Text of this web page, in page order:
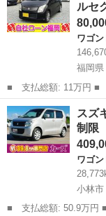
電動スライド...
ルセ
ワゴン
福岡県
■ 支払総額: 11万円 ■ 車両本体価格： 80,000 円 ■ メーカー
名： スズキ ■ 車種
ＩＩ ／ナビ／フルセ
スタート／アルミホ...
福岡 古賀市 ワ
スズ
制限
ワゴン
小林市
■ 支払総額: 50.9万円 ■ 車両本体価格： 409,000 円 ■ メーカー